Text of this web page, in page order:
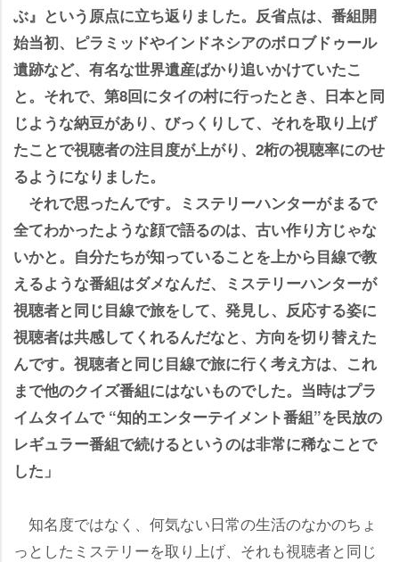
ぶ』という原点に立ち返りました。反省点は、番組開
始当初、ピラミッドやインドネシアのボロブドゥール
跡など、有名な世界遺産ばかり追いかけていたこ
と。それで、第8回にタイの村に行ったとき、日本と同
じような納豆があり、びっくりして、それを取り上げ
たことで視聴者の注目度が上がり、2桁の視聴率にのせ
るようになりました。
それで思ったんです。ミステリーハンターがまるで
全てわかったような顔で語るのは、古い作り方じゃな
いかと。自分たちが知っていることを上から目線で教
えるような番組はダメなんだ、ミステリーハンターが
視聴者と同じ目線で旅をして、発見し、反応する姿に
視聴者は共感してくれるんだなと、方向を切り替えた
んです。視聴者と同じ目線で旅に行く考え方は、これ
まで他のクイズ番組にはないものでした。当時はプラ
イムタイムで “知的エンターテイメント番組”を民放の
レギュラー番組で続けるというのは非常に稀なことで
した」
知名度ではなく、何気ない日常の生活のなかのちょ
っとしたミステリーを取り上げ、それも視聴者と同じ